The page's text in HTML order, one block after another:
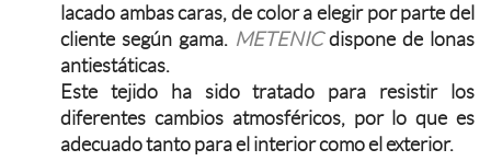
lacado ambas caras, de color a elegir por parte del
cliente según gama. METENICdispone de lonas
antiestáticas.
Este tejido ha sido tratado para resistir los
diferentes cambios atmosféricos, por lo que es
adecuado tanto para el interior como el exterior.